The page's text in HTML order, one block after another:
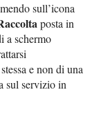
sull’icona
posta in
a schermo
e non di una
sul servizio in